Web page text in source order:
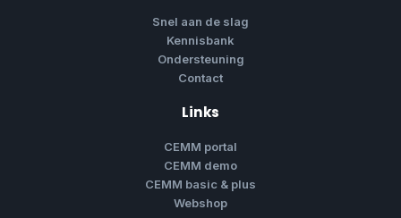
Snel aan de slag
Kennisbank
Ondersteuning
Contact
Links
CEMM portal
CEMM demo
CEMM basic & plus
Webshop